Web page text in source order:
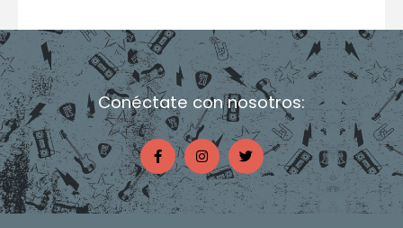
Conéctate con nosotros:
F
a
c
e
b
o
o
I
n
s
t
a
g
r
T
w
i
t
t
e